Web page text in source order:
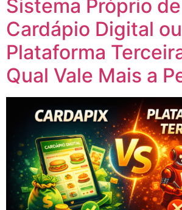
Sistema Próprio de
Cardápio Digital ou
Plataforma
Qual Vale Mais a